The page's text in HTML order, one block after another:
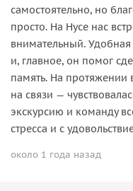
самостоятельно, но
просто. На Нусе нас
внимательный.
и, главное, он помог
память. На протяжении
на связи —
экскурсию и команду
стресса и с
около 1 года назад